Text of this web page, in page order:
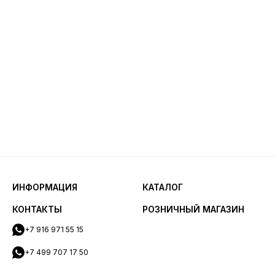
ИНФОРМАЦИЯ КАТАЛОГ
КОНТАКТЫ
+7 916 971 55 15
+7 499 707 17 50
РОЗНИЧНЫЙ МАГАЗИН